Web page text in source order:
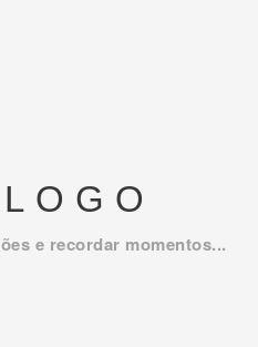
e recordar momentos...